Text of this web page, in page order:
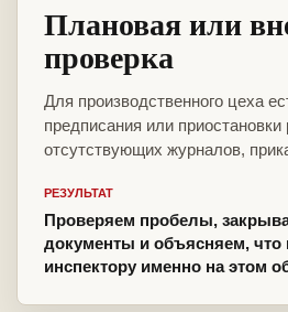
Плановая или
проверка
Для производственного цеха
предписания или приостановки
отсутствующих журналов,
РЕЗУЛЬТАТ
Проверяем пробелы,
документы и объясняем, что
инспектору именно на этом